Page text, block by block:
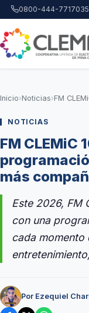
Saltar al contenido
0800-444-7717
Inicio›Noticias›
NOTICIAS
FM CLEMiC
más
Este 2026, FM
con una
cada momento
Por Ezequiel